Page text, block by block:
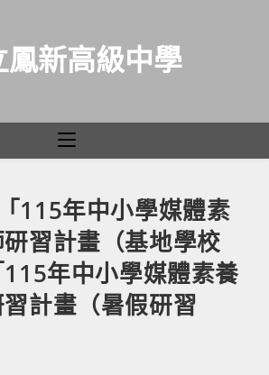
鳳新高級中學
「115年中小學媒體素
習計畫（基地學校
年中小學媒體素養
計畫（暑假研習